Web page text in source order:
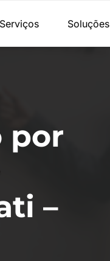
Serviços Soluções
por
–